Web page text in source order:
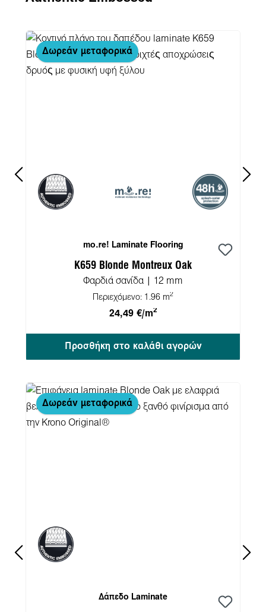
Δωρεάν μεταφορικά
mo.re! Laminate Flooring
K659 Blonde Montreux Oak
Φαρδιά σανίδα | 12 mm
Περιεχόμενο: 1.96 m2
24,49 €/m2
Προσθήκη στο καλάθι αγορών
Παράλειψη γκαλερί προϊόντων
Δωρεάν μεταφορικά
Δάπεδο Laminate